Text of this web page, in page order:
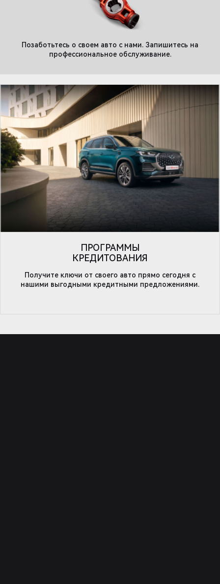
Позаботьтесь о своем авто с нами. Запишитесь на
профессиональное обслуживание.
ПРОГРАММЫ
КРЕДИТОВАНИЯ
Получите ключи от своего авто прямо сегодня с
нашими выгодными кредитными предложениями.